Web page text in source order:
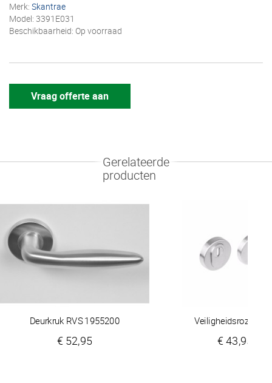
Merk: Skantrae
Model: 3391E031
Beschikbaarheid: Op voorraad
Vraag offerte aan
Gerelateerde
producten
Deurkruk RVS 1955200
€ 52,95
Veiligheidsrozet
€ 43,95